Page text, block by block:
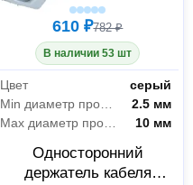
610 ₽782 ₽
В наличии 53 шт
Цвет
серый
Min диаметр провода
2.5 мм
Max диаметр провода
10 мм
Односторонний
держатель кабеля